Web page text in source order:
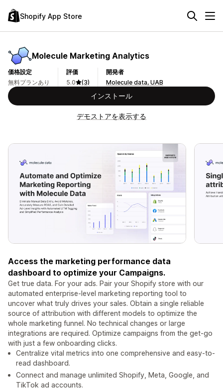
Shopify App Store
Molecule Marketing Analytics
価格設定
無料プランあり
評価
5.0
(3)
開発者
Molecule data, UAB
インストール
デモストアを表示する
Access the marketing performance data
dashboard to optimize your Campaigns.
Get true data. For your ads. Pair your Shopify store with our
automated enterprise-level marketing reporting tool to
uncover what truly drives your sales. Obtain a single reliable
source of attribution with different models to optimize the
whole marketing funnel. No technical changes or large
integrations are required. Optimize campaigns from the get-go
with just a few onboarding clicks.
Centralize vital metrics into one comprehensive and easy-to-
read dashboard.
Connect and manage unlimited Shopify, Meta, Google, and
TikTok ad accounts.